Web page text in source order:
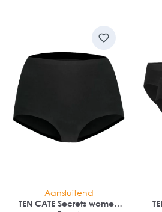
Aansluitend
TEN CATE Secrets women